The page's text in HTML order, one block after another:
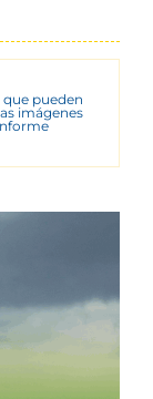
pueden
imágenes